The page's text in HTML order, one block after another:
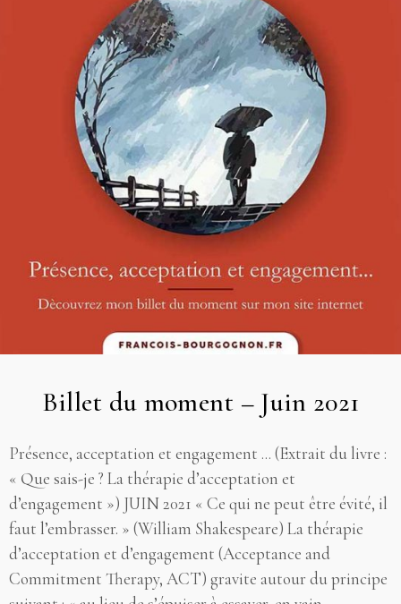
Billet du moment – Juin 2021
Présence, acceptation et engagement ... (Extrait du livre :
« Que sais-je ? La thérapie d’acceptation et
d’engagement ») JUIN 2021 « Ce qui ne peut être évité, il
faut l’embrasser. » (William Shakespeare) La thérapie
d’acceptation et d’engagement (Acceptance and
Commitment Therapy, ACT) gravite autour du principe